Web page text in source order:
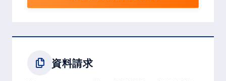
資料請求